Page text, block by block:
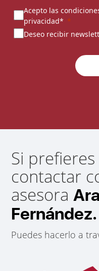
Acepto las
privacidad*
Deseo recibir
Si
contactar
asesora
Fernández.
Puedes hacerlo a